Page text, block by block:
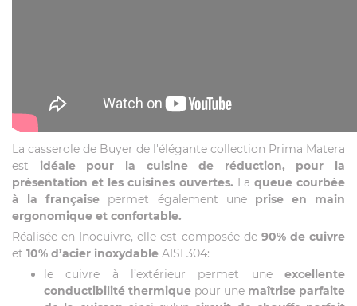
La casserole de Buyer de l'élégante collection Prima Matera
est idéale pour la cuisine de réduction, pour la
présentation et les cuisines ouvertes. La queue courbée
à la française permet également une prise en main
ergonomique et confortable.
Réalisée en Inocuivre, elle est composée de 90% de cuivre
et 10% d’acier inoxydable AISI 304:
le cuivre à l’extérieur permet une excellente
conductibilité thermique pour une maîtrise parfaite